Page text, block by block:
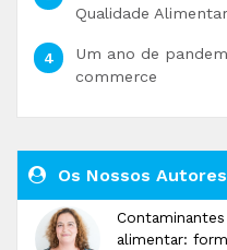
Qualidade
Um ano de
commerce
Os Nossos Autores
alimentar: